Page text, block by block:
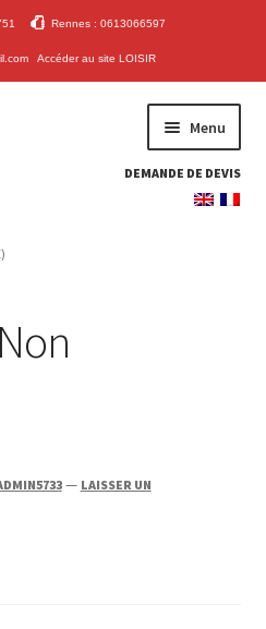
Rennes : 0613066597
Accéder au site LOISIR
DEMANDE DE DEVIS
Menu
Non
— LAISSER UN